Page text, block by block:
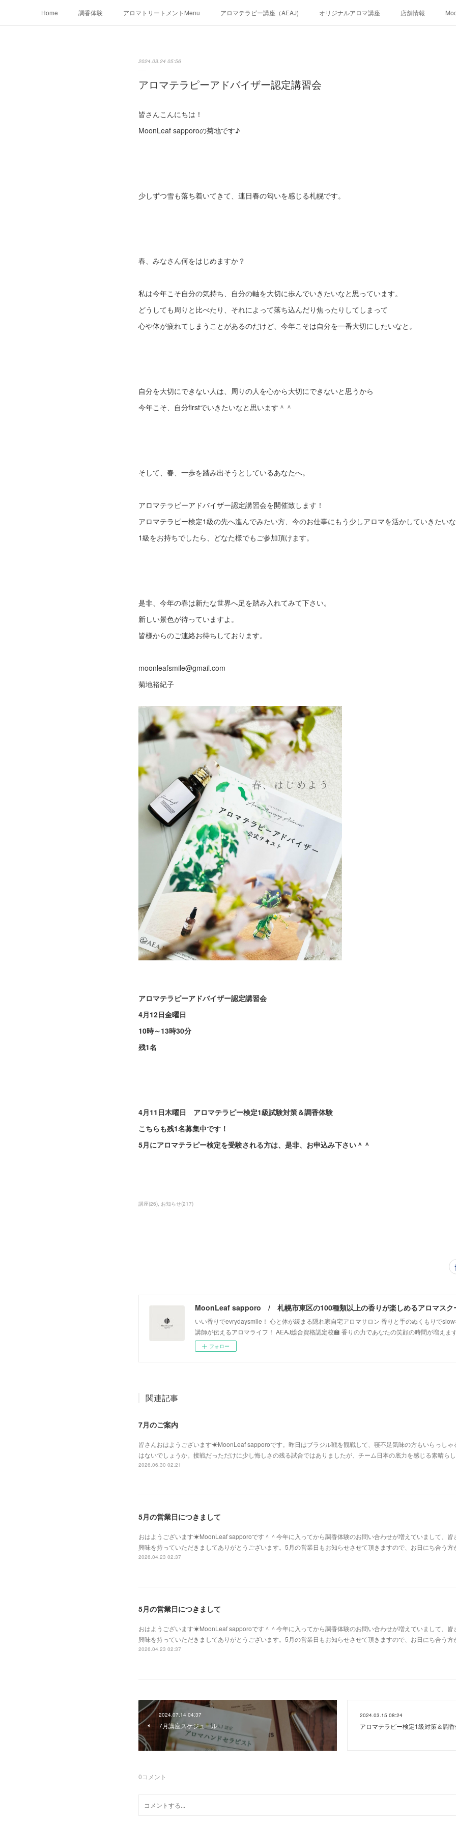
Home 調香体験 アロマトリートメントMenu アロマテラピー講座（AEAJ) オリジナルアロマ講座 店舗情報
2024.03.24 05:56
アロマテラピーアドバイザー認定講習会
皆さんこんにちは！
MoonLeaf sapporoの菊地です♪
少しずつ雪も落ち着いてきて、連日春の匂いを感じる札幌です。
春、みなさん何をはじめますか？
私は今年こそ自分の気持ち、自分の軸を大切に歩んでいきたいなと思っています。
どうしても周りと比べたり、それによって落ち込んだり焦ったりしてしまって
心や体が疲れてしまうことがあるのだけど、今年こそは自分を一番大切にしたいなと。
自分を大切にできない人は、周りの人を心から大切にできないと思うから
今年こそ、自分firstでいきたいなと思います＾＾
そして、春、一歩を踏み出そうとしているあなたへ。
アロマテラピーアドバイザー認定講習会を開催致します！
アロマテラピー検定1級の先へ進んでみたい方、今のお仕事にもう少しアロマを活かしていきたい
1級をお持ちでしたら、どなた様でもご参加頂けます。
是非、今年の春は新たな世界へ足を踏み入れてみて下さい。
新しい景色が待っていますよ。
皆様からのご連絡お待ちしております。
moonleafsmile@gmail.com
菊地裕紀子
アロマテラピーアドバイザー認定講習会
4月12日金曜日
10時～13時30分
残1名
4月11日木曜日 アロマテラピー検定1級試験対策＆調香体験
こちらも残1名募集中です！
5月にアロマテラピー検定を受験される方は、是非、お申込み下さい＾＾
講座(26) お知らせ(217)
いい香りでevrydaysmile！ 心と体が緩まる隠れ家自宅アロマサロン 香りと手のぬくもりで
講師が伝えるアロマライフ！ AEAJ総合資格認定校🏫 香りの力であなたの笑顔の時間が増えま
フォロー
関連記事
7月のご案内
皆さんおはようございます☀MoonLeaf sapporoです。昨日はブラジル戦を観戦して、寝不足気味の方もいらっしゃ
はないでしょうか。接戦だっただけに少し悔しさの残る試合ではありましたが、チーム日本の底力を感じる素晴ら
2026.06.30 02:21
5月の営業日につきまして
おはようございます☀MoonLeaf sapporoです＾＾今年に入ってから調香体験のお問い合わせが増えていまして、皆
興味を持っていただきましてありがとうございます。5月の営業日もお知らせさせて頂きますので、お日にち合う方
2026.04.23 02:37
5月の営業日につきまして
おはようございます☀MoonLeaf sapporoです＾＾今年に入ってから調香体験のお問い合わせが増えていまして、皆
興味を持っていただきましてありがとうございます。5月の営業日もお知らせさせて頂きますので、お日にち合う方
2026.04.23 02:37
2024.07.14 04:37
7月講座スケジュール
2024.03.15 08:24
アロマテラピー検定1級対策＆調香
0コメント